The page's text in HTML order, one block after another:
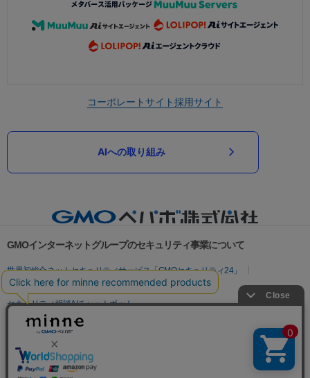
コーポレートサイト採用サイト
AIへの取り組み
GMOインターネットグループのセキュリティ事業について
世界初総合ネットセキュリティサービス「GMOセキュリティ24」
パスワード漏洩診断
Webサイトリスク診断
セキュリティ相談AIチャットボット
実在証明・盗聴対策
サイバー攻撃対策（GMO Flatt Security）
セキュリティ事業の軌跡